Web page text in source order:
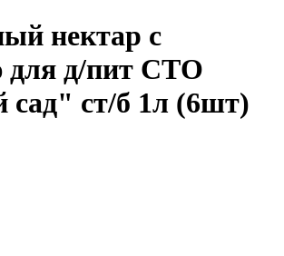
нектар с
для д/пит СТО
ст/б 1л (6шт)